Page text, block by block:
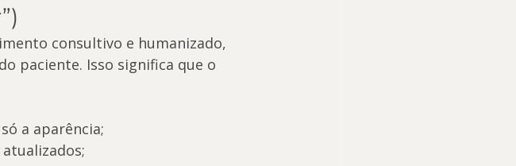
consultivo e humanizado,
paciente. Isso significa que o
a aparência;